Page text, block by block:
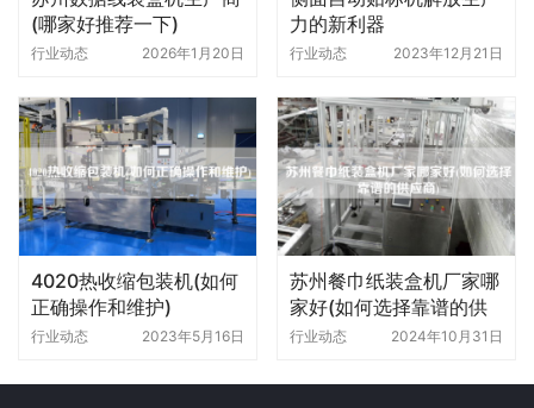
(哪家好推荐一下)
行业动态 2026年1月20日
力的新利器
行业动态 2023年12月21日
4020热收缩包装机(如何
正确操作和维护)
行业动态 2023年5月16日
苏州餐巾纸装盒机厂家哪
家好(如何选择靠谱的供
应商)
行业动态 2024年10月31日